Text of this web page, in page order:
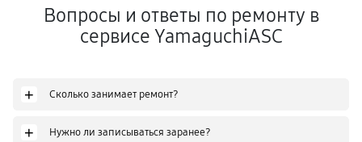
Вопросы и ответы по ремонту в
сервисе YamaguchiASC
+ Сколько занимает ремонт?
+ Нужно ли записываться заранее?